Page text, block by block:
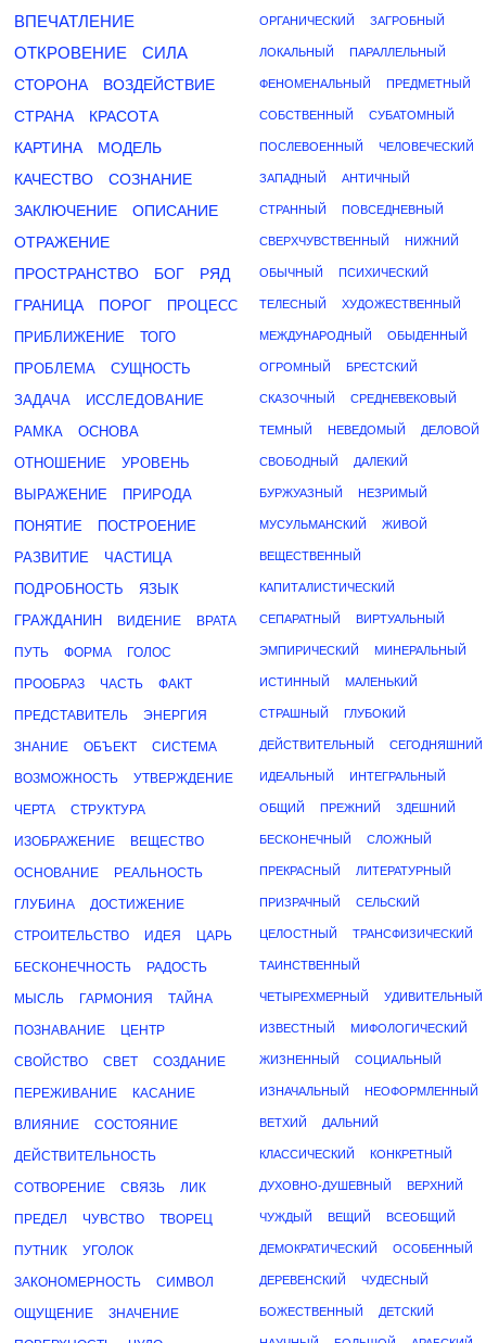
ВПЕЧАТЛЕНИЕ
ОТКРОВЕНИЕ
СИЛА
СТОРОНА
ВОЗДЕЙСТВИЕ
СТРАНА
КРАСОТА
КАРТИНА
МОДЕЛЬ
КАЧЕСТВО
СОЗНАНИЕ
ЗАКЛЮЧЕНИЕ
ОПИСАНИЕ
ОТРАЖЕНИЕ
ПРОСТРАНСТВО
БОГ
РЯД
ГРАНИЦА
ПОРОГ
ПРОЦЕСС
ПРИБЛИЖЕНИЕ
ТОГО
ПРОБЛЕМА
СУЩНОСТЬ
ЗАДАЧА
ИССЛЕДОВАНИЕ
РАМКА
ОСНОВА
ОТНОШЕНИЕ
УРОВЕНЬ
ВЫРАЖЕНИЕ
ПРИРОДА
ПОНЯТИЕ
ПОСТРОЕНИЕ
РАЗВИТИЕ
ЧАСТИЦА
ПОДРОБНОСТЬ
ЯЗЫК
ГРАЖДАНИН
ВИДЕНИЕ ВРАТА
ПУТЬ ФОРМА ГОЛОС
ПРООБРАЗ ЧАСТЬ ФАКТ
ПРЕДСТАВИТЕЛЬ ЭНЕРГИЯ
ЗНАНИЕ ОБЪЕКТ СИСТЕМА
ВОЗМОЖНОСТЬ УТВЕРЖДЕНИЕ
ЧЕРТА СТРУКТУРА
ИЗОБРАЖЕНИЕ ВЕЩЕСТВО
ОСНОВАНИЕ РЕАЛЬНОСТЬ
ГЛУБИНА ДОСТИЖЕНИЕ
СТРОИТЕЛЬСТВО ИДЕЯ ЦАРЬ
БЕСКОНЕЧНОСТЬ РАДОСТЬ
МЫСЛЬ ГАРМОНИЯ ТАЙНА
ПОЗНАВАНИЕ ЦЕНТР
СВОЙСТВО СВЕТ СОЗДАНИЕ
ПЕРЕЖИВАНИЕ КАСАНИЕ
ВЛИЯНИЕ СОСТОЯНИЕ
ДЕЙСТВИТЕЛЬНОСТЬ
СОТВОРЕНИЕ СВЯЗЬ ЛИК
ПРЕДЕЛ ЧУВСТВО ТВОРЕЦ
ПУТНИК УГОЛОК
ЗАКОНОМЕРНОСТЬ СИМВОЛ
ОЩУЩЕНИЕ ЗНАЧЕНИЕ
ОРГАНИЧЕСКИЙ ЗАГРОБНЫЙ
ЛОКАЛЬНЫЙ ПАРАЛЛЕЛЬНЫЙ
ФЕНОМЕНАЛЬНЫЙ ПРЕДМЕТНЫЙ
СОБСТВЕННЫЙ СУБАТОМНЫЙ
ПОСЛЕВОЕННЫЙ ЧЕЛОВЕЧЕСКИЙ
ЗАПАДНЫЙ АНТИЧНЫЙ
СТРАННЫЙ ПОВСЕДНЕВНЫЙ
СВЕРХЧУВСТВЕННЫЙ НИЖНИЙ
ОБЫЧНЫЙ ПСИХИЧЕСКИЙ
ТЕЛЕСНЫЙ ХУДОЖЕСТВЕННЫЙ
МЕЖДУНАРОДНЫЙ ОБЫДЕННЫЙ
ОГРОМНЫЙ БРЕСТСКИЙ
СКАЗОЧНЫЙ СРЕДНЕВЕКОВЫЙ
ТЕМНЫЙ НЕВЕДОМЫЙ ДЕЛОВОЙ
СВОБОДНЫЙ ДАЛЕКИЙ
БУРЖУАЗНЫЙ НЕЗРИМЫЙ
МУСУЛЬМАНСКИЙ ЖИВОЙ
ВЕЩЕСТВЕННЫЙ
КАПИТАЛИСТИЧЕСКИЙ
СЕПАРАТНЫЙ ВИРТУАЛЬНЫЙ
ЭМПИРИЧЕСКИЙ МИНЕРАЛЬНЫЙ
ИСТИННЫЙ МАЛЕНЬКИЙ
СТРАШНЫЙ ГЛУБОКИЙ
ДЕЙСТВИТЕЛЬНЫЙ СЕГОДНЯШНИЙ
ИДЕАЛЬНЫЙ ИНТЕГРАЛЬНЫЙ
ОБЩИЙ ПРЕЖНИЙ ЗДЕШНИЙ
БЕСКОНЕЧНЫЙ СЛОЖНЫЙ
ПРЕКРАСНЫЙ ЛИТЕРАТУРНЫЙ
ПРИЗРАЧНЫЙ СЕЛЬСКИЙ
ЦЕЛОСТНЫЙ ТРАНСФИЗИЧЕСКИЙ
ТАИНСТВЕННЫЙ
ЧЕТЫРЕХМЕРНЫЙ УДИВИТЕЛЬНЫЙ
ИЗВЕСТНЫЙ МИФОЛОГИЧЕСКИЙ
ЖИЗНЕННЫЙ СОЦИАЛЬНЫЙ
ИЗНАЧАЛЬНЫЙ НЕОФОРМЛЕННЫЙ
ВЕТХИЙ ДАЛЬНИЙ
КЛАССИЧЕСКИЙ КОНКРЕТНЫЙ
ДУХОВНО-ДУШЕВНЫЙ ВЕРХНИЙ
ЧУЖДЫЙ ВЕЩИЙ ВСЕОБЩИЙ
ДЕМОКРАТИЧЕСКИЙ ОСОБЕННЫЙ
ДЕРЕВЕНСКИЙ ЧУДЕСНЫЙ
БОЖЕСТВЕННЫЙ ДЕТСКИЙ